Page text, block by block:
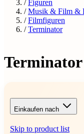
/ Figuren
/ Musik & Film &
/ Filmfiguren
/ Terminator
Terminator
Einkaufen nach
Skip to product list